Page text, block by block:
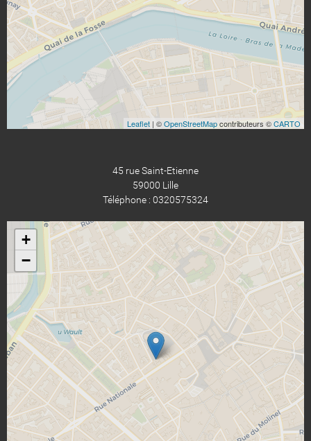
Leaflet | ©OpenStreetMapcontributeurs ©CARTO
45 rue Saint-Etienne
59000 Lille
Téléphone : 0320575324
+
−